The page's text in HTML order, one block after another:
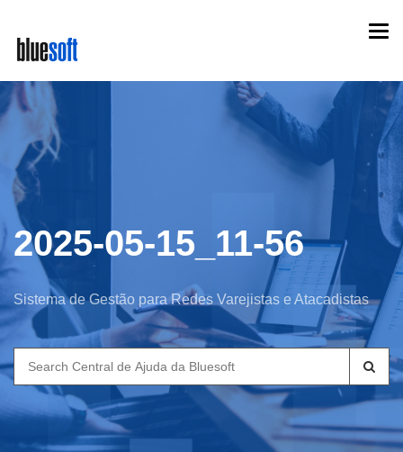
main
content
2025-05-15_11-56
Sistema de Gestão para Redes Varejistas e Atacadistas
Search
for: